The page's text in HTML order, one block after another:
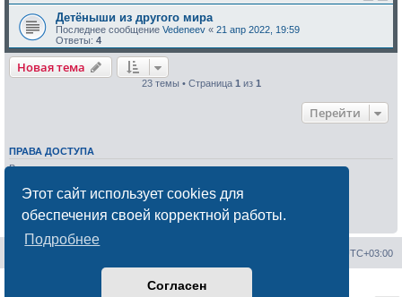
Этот сайт использует cookies для
обеспечения своей корректной работы.
Подробнее
Согласен
Детёныши из другого мира
Последнее сообщение Vedeneev « 21 апр 2022, 19:59
Ответы: 4
Новая тема
23 темы • Страница 1 из 1
Перейти
ПРАВА ДОСТУПА
Выне можетеначинать темы
Выне можетередактировать свои сообщения
Выне можетедобавлять вложения
UTC+03:00
Создано на основеphpBB® Forum Software © phpBB Limited